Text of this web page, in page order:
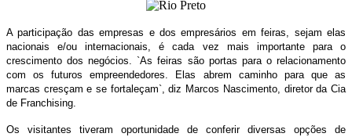
A participação das empresas e dos empresários em feiras, sejam elas
nacionais e/ou internacionais, é cada vez mais importante para o
crescimento dos negócios. `As feiras são portas para o relacionamento
com os futuros empreendedores. Elas abrem caminho para que as
marcas cresçam e se fortaleçam`, diz Marcos Nascimento, diretor da Cia
de Franchising.
Os visitantes tiveram oportunidade de conferir diversas opções de